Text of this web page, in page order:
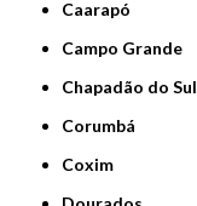
Caarapó
Campo Grande
Chapadão do Sul
Corumbá
Coxim